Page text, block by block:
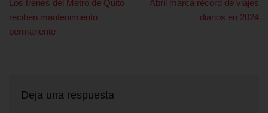
Los trenes del Metro de Quito
reciben mantenimiento
permanente
Abril marca récord de viajes
diarios en 2024
Deja una respuesta